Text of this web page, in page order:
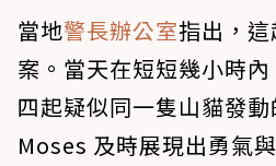
當地警長辦公室指出，
案。當天在短短幾小時
四起疑似同一隻山貓發
Moses 及時展現出勇氣